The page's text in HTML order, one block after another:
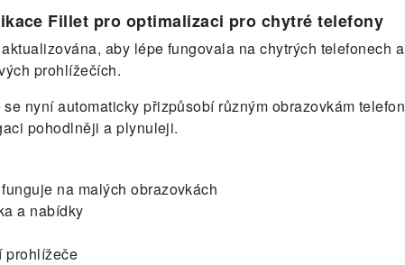
Fillet pro optimalizaci pro chytré telefony
aby lépe fungovala na chytrých telefonech
prohlížečích.
nyní automaticky přizpůsobí různým obrazovkám
pohodlněji a plynuleji.
na malých obrazovkách
a nabídky
prohlížeče